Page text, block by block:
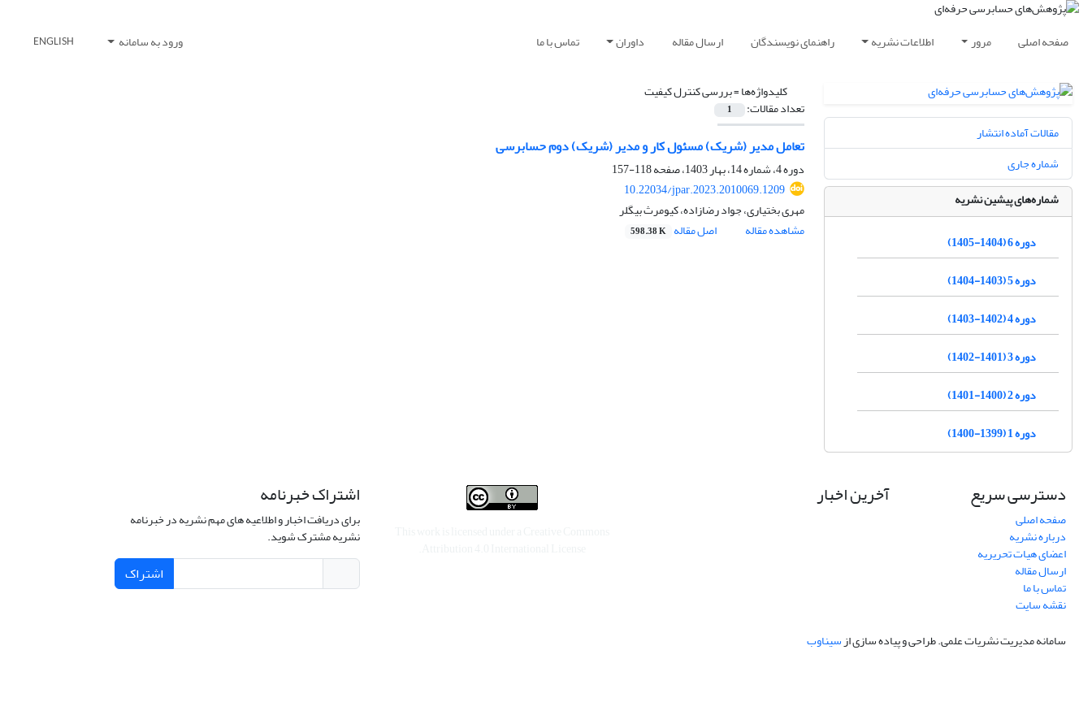
صفحه اصلی مرور اطلاعات نشریه راهنمای نویسندگان ارسال مقاله داوران تماس با ما ورود به سامانه ENGLISH
کلیدواژه‌ها =بررسی کنترل کیفیت
تعداد مقالات: 1
تعامل مدیر (شریک) مسئول کار و مدیر (شریک) دوم حسابرسی
دوره 4، شماره 14، بهار 1403، صفحه
118-157
10.22034/jpar.2023.2010069.1209
مهری بختیاری، جواد رضازاده، کیومرث بیگلر
مشاهده مقاله
اصل مقاله 598.38 K
مقالات آماده انتشار
شماره جاری
شماره‌های پیشین نشریه
دوره 6 (1404-1405)
دوره 5 (1403-1404)
دوره 4 (1402-1403)
دوره 3 (1401-1402)
دوره 2 (1400-1401)
دوره 1 (1399-1400)
دسترسی سریع
صفحه اصلی
درباره نشریه
اعضای هیات تحریریه
ارسال مقاله
تماس با ما
نقشه سایت
آخرین اخبار اشتراک خبرنامه
برای دریافت اخبار و اطلاعیه های مهم نشریه در خبرنامه
نشریه مشترک شوید.
اشتراک
سامانه مدیریت نشریات علمی.طراحی و پیاده سازی ازسیناوب